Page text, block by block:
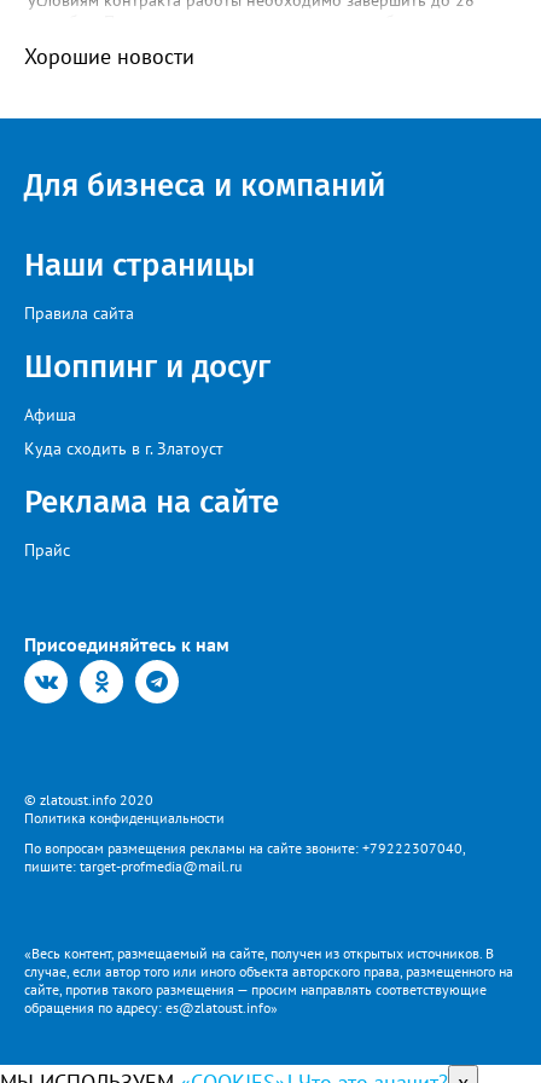
также обязан дать трёхлетнюю гарантию. Детский парк в
Хорошие новости
Для бизнеса и компаний
Наши страницы
Правила сайта
Шоппинг и досуг
Афиша
Куда сходить в г. Златоуст
Реклама на сайте
Прайс
Присоединяйтесь к нам
© zlatoust.info 2020
Политика конфиденциальности
По вопросам размещения рекламы на сайте звоните: +79222307040,
пишите: target-profmedia@mail.ru
«Весь контент, размещаемый на сайте, получен из открытых источников. В
случае, если автор того или иного объекта авторского права, размещенного на
сайте, против такого размещения — просим направлять соответствующие
обращения по адресу: es@zlatoust.info»